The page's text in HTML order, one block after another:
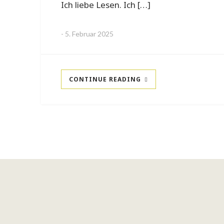
Ich liebe Lesen. Ich […]
- 5. Februar 2025
CONTINUE READING